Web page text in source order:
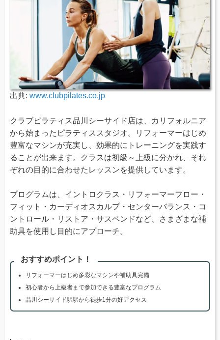
出典: www.clubpilates.co.jp
クラブピラティス品川シーサイド店は、カリフォルニア
から始まったピラティススタジオ。リフォーマーはじめ
豊富なマシンが充実し、効果的にトレーニングを実践す
ることが出来ます。クラスは初級～上級に分かれ、それ
ぞれの目的に合わせたレッスンを提供しています。
プログラムは、イントロクラス・リフォーマーフロー・
フィット・カーディオスカルプ・センターバランス・コ
ントロール・リストア・サスペンドなど、さまざまな補
助具を使用し目的にアプローチ。
おすすめポイント！
リフォーマーはじめ多彩なマシンや補助具完備
初心者から上級者まで参加できる豊富なプログラム
品川シーサイド駅駅から徒歩1分の好アクセス